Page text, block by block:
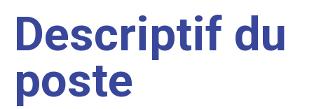
Descriptif du
poste